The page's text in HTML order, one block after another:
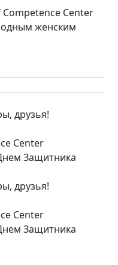
Center
женским
друзья!
Center
Защитника
друзья!
Center
Защитника